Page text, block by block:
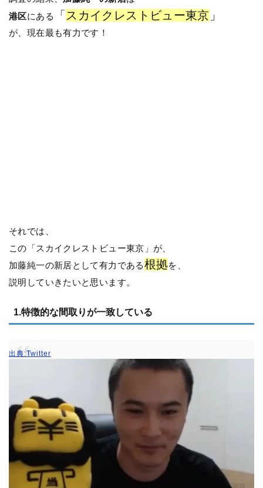
港区にある 「 スカイクレストビュー東京 」
が、現在最も有力です！
それでは、
この「スカイクレストビュー東京」が、
加藤純一の新居として有力である根拠を、
説明していきたいと思います。
1.特徴的な間取りが一致している
出典:Twitter